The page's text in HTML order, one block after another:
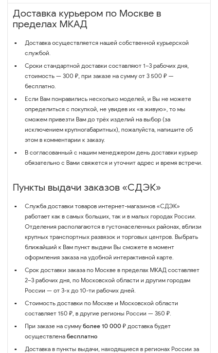
Доставка курьером по Москве в
пределах МКАД
Доставка осуществляется нашей собственной курьерской
службой.
Сроки стандартной доставки составляют 1–3 рабочих дня,
стоимость — 300 ₽, при заказе на сумму от 3 500 ₽ —
бесплатно.
Если Вам понравились несколько моделей, и Вы не можете
определиться с покупкой, не увидев их «в живую», то мы
сможем привезти Вам до трёх изделий на выбор (за
исключением крупногабаритных), пожалуйста, напишите об
этом в комментарии к заказу.
В согласованный с нашим менеджером день доставки курьер
обязательно с Вами свяжется и уточнит адрес и время встречи.
Пункты выдачи заказов «СДЭК»
Служба доставки товаров интернет-магазинов «СДЭК»
работает как в самых больших, так и в малых городах России.
Отделения располагаются в густонаселенных районах, вблизи
крупных транспортных развязок и торговых центров. Выбрать
ближайший к Вам пункт выдачи Вы сможете в момент
оформления заказа на удобной интерактивной карте.
Срок доставки заказа по Москве в пределах МКАД составляет
2–3 рабочих дня, по Московской области и другим городам
России — от 3-х до 10-ти рабочих дней.
Стоимость доставки по Москве и Московской области
составляет 150 ₽, в другие регионы России — 350 ₽.
При заказе на сумму более 10 000 ₽ доставка будет
осуществлена бесплатно
Доставка в пункты выдачи, находящиеся в регионах России за